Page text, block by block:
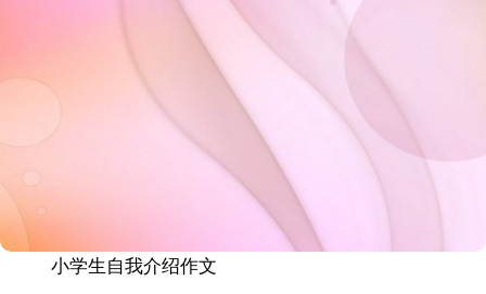
小学生自我介绍作文